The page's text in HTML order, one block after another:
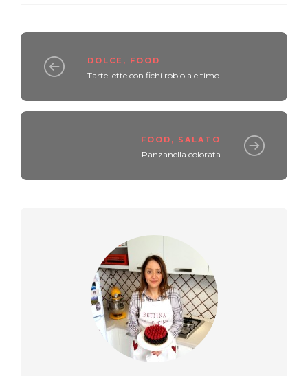
DOLCE , FOOD
Tartellette con fichi robiola e timo
FOOD , SALATO
Panzanella colorata